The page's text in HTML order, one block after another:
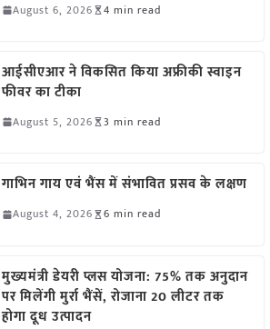
August 6, 2026 4 min read
आईसीएआर ने विकसित किया अफ्रीकी स्वाइन
फीवर का टीका
August 5, 2026 3 min read
गाभिन गाय एवं भैंस में संभावित प्रसव के लक्षण
August 4, 2026 6 min read
मुख्यमंत्री डेयरी प्लस योजना: 75% तक अनुदान
पर मिलेंगी मुर्रा भैंसें, रोजाना 20 लीटर तक
होगा दूध उत्पादन